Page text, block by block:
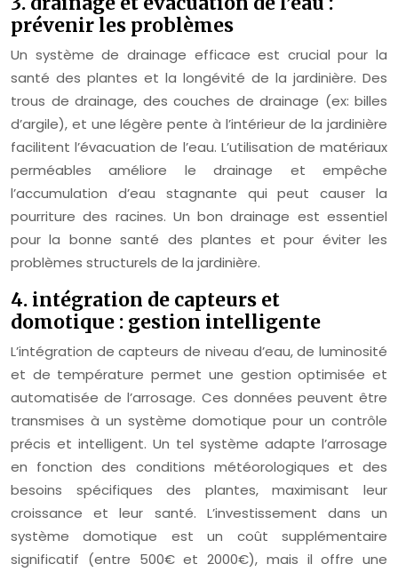
prévenir les problèmes
Un système de drainage efficace est crucial pour la
santé des plantes et la longévité de la jardinière. Des
trous de drainage, des couches de drainage (ex: billes
d’argile), et une légère pente à l’intérieur de la jardinière
facilitent l’évacuation de l’eau. L’utilisation de matériaux
perméables améliore le drainage et empêche
l’accumulation d’eau stagnante qui peut causer la
pourriture des racines. Un bon drainage est essentiel
pour la bonne santé des plantes et pour éviter les
problèmes structurels de la jardinière.
4. intégration de capteurs et
domotique : gestion intelligente
L’intégration de capteurs de niveau d’eau, de luminosité
et de température permet une gestion optimisée et
automatisée de l’arrosage. Ces données peuvent être
transmises à un système domotique pour un contrôle
précis et intelligent. Un tel système adapte l’arrosage
en fonction des conditions météorologiques et des
besoins spécifiques des plantes, maximisant leur
croissance et leur santé. L’investissement dans un
système domotique est un coût supplémentaire
significatif (entre 500€ et 2000€), mais il offre une